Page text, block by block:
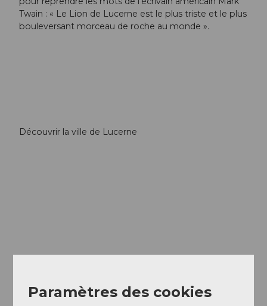
Twain : « Le Lion de Lucerne est le plus triste et le plus
bouleversant morceau de roche au monde ».
Découvrir la ville de Lucerne
Paramètres des cookies